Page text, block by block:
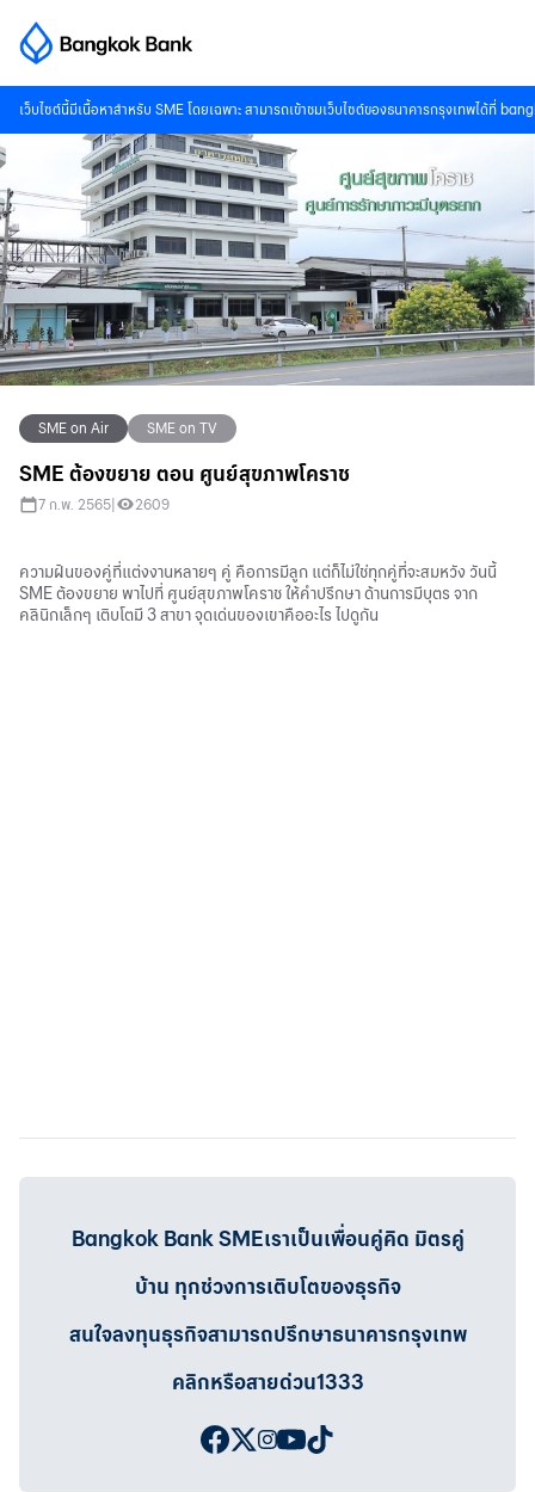
เว็บไซต์นี้มีเนื้อหาสำหรับ SME โดยเฉพาะ สามารถเข้าชมเว็บไซต์ของธนาคารกรุงเทพได้ที่
SME on Air SME on TV
SME ต้องขยาย ตอน ศูนย์สุขภาพโคราช
7 ก.พ. 2565 2609
ความฝันของคู่ที่แต่งงานหลายๆ คู่ คือการมีลูก แต่ก็ไม่ใช่ทุกคู่ที่จะสมหวัง วันนี้
SME ต้องขยาย พาไปที่ ศูนย์สุขภาพโคราช ให้คําปรึกษา ด้านการมีบุตร จาก
คลินิกเล็กๆ เติบโตมี 3 สาขา จุดเด่นของเขาคืออะไร ไปดูกัน
Bangkok Bank SMEเราเป็นเพื่อนคู่คิด มิตรคู่
บ้าน ทุกช่วงการเติบโตของธุรกิจ
สนใจลงทุนธุรกิจสามารถปรึกษาธนาคารกรุงเทพ
คลิกหรือสายด่วน1333